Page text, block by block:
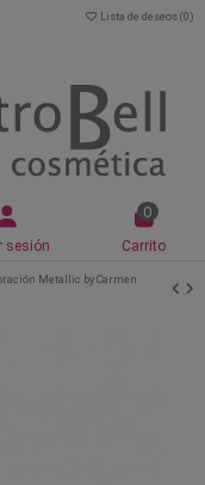
Lista de deseos (0 )
sesión
0
Carrito
Metallic by Carmen